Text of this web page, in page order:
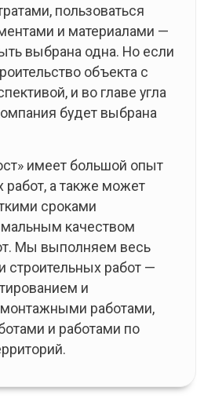
пользоваться
и материалами —
выбрана одна. Но если
объекта с
и во главе угла
будет выбрана
имеет большой опыт
а также может
сроками
качеством
Мы выполняем весь
строительных работ —
и
работами,
и работами по